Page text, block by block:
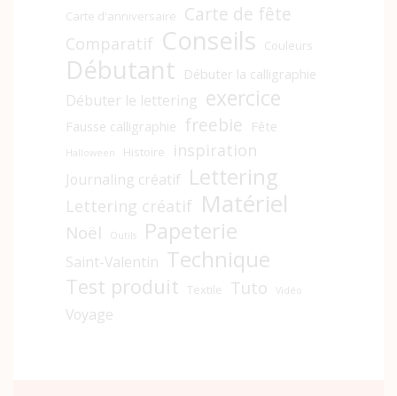
Carte d'anniversaire Carte de fête
Comparatif Conseils Couleurs
Débutant Débuter la calligraphie
Débuter le lettering exercice
Fausse calligraphie freebie Fête
Halloween Histoire inspiration
Journaling créatif Lettering
Lettering créatif Matériel
Noël Outils Papeterie
Saint-Valentin Technique
Test produit Textile Tuto Vidéo
Voyage